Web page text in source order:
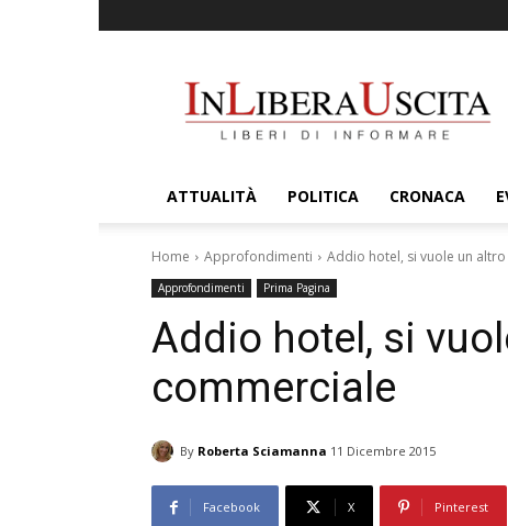
ATTUALITÀ POLITICA CRONACA
Home Approfondimenti Addio hotel, si vuole un
Approfondimenti Prima Pagina
Addio hotel, si
commerciale
By Roberta Sciamanna 11 Dicembre 2015
Facebook X Pinterest